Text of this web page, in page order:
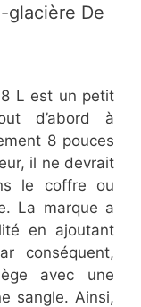
glacière De
L est un petit
d’abord à
8 pouces
il ne devrait
le coffre ou
La marque a
en ajoutant
conséquent,
avec une
sangle. Ainsi,